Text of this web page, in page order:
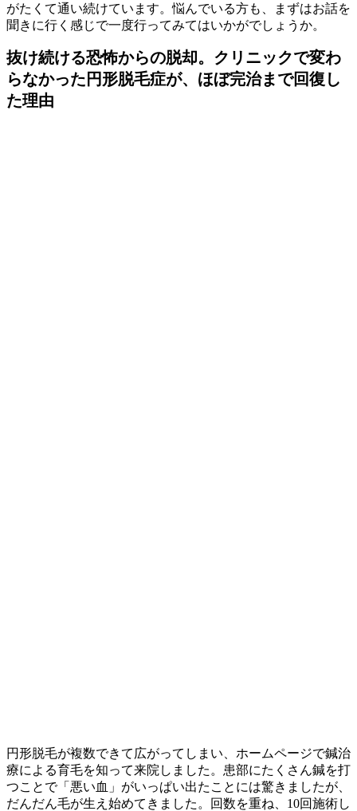
がたくて通い続けています。悩んでいる方も、まずはお話を
聞きに行く感じで一度行ってみてはいかがでしょうか。
抜け続ける恐怖からの脱却。クリニックで変わ
らなかった円形脱毛症が、ほぼ完治まで回復し
た理由
円形脱毛が複数できて広がってしまい、ホームページで鍼治
療による育毛を知って来院しました。患部にたくさん鍼を打
つことで「悪い血」がいっぱい出たことには驚きましたが、
だんだん毛が生え始めてきました。回数を重ね、10回施術し